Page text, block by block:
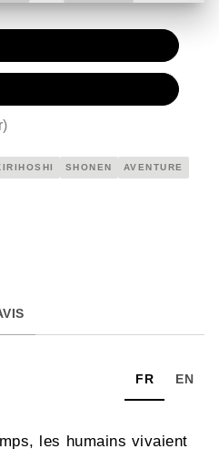
)
SHONEN AVENTURE
FR EN
les humains vivaient